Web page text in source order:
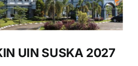
UIN SUSKA 2027